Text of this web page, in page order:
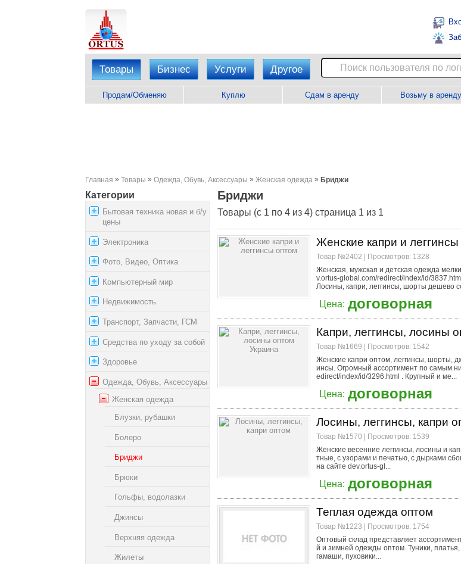
Товары Бизнес Услуги Другое
Продам/Обменяю Куплю Сдам в аренду Возьму в аренду
Главная » Товары » Одежда, Обувь, Аксессуары » Женская одежда » Бриджи
Категории
Бытовая техника новая и б/у
цены
Электроника
Фото, Видео, Оптика
Компьютерный мир
Недвижимость
Транспорт, Запчасти, ГСМ
Средства по уходу за собой
Здоровье
Одежда, Обувь, Аксессуары
Женская одежда
Блузки, рубашки
Болеро
Бриджи
Брюки
Гольфы, водолазки
Джинсы
Верхняя одежда
Жилеты
Бриджи
Товары (с 1 по 4 из 4) страница 1 из 1
Женские капри и
Товар №2402 | Просмотров: 1328
Женская, мужская и детская одежда
v.ortus-global.com/redirect/index/id/
Лосины, капри, леггинсы, шорты дешево
Цена: договорная
Капри, леггинсы, лосины
Товар №1669 | Просмотров: 1542
Женские капри оптом, леггинсы, шорты,
инсы. Огромный ассортимент по самым
edirect/index/id/3296.html . Крупный и ме...
Цена: договорная
Лосины, леггинсы, капри
Товар №1570 | Просмотров: 1539
Женские весенние леггинсы, лосины и
тные, с узорами и печатью, с дырками
на сайте dev.ortus-gl...
Цена: договорная
Теплая одежда оптом
Товар №1223 | Просмотров: 1754
Оптовый склад представляет
й и зимней одежды оптом. Туники,
гамаши, пуховики...